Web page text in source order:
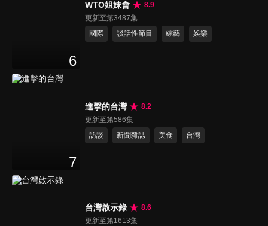
6
WTO姐妹會
8.9
更新至第3487集
國際
談話性節目 綜藝 娛樂
7
進擊的台灣
8.2
更新至第586集
訪談
新聞雜誌 美食 台灣
台灣啟示錄
8.6
更新至第1613集